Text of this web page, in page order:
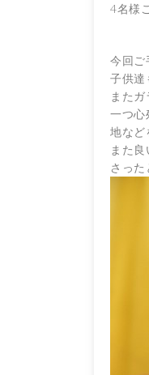
4名様
今回ご
子供達
また
一つ心
地など
また
さった